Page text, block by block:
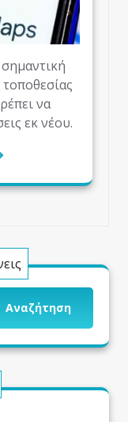
να
εκ νέου.
Αναζήτηση